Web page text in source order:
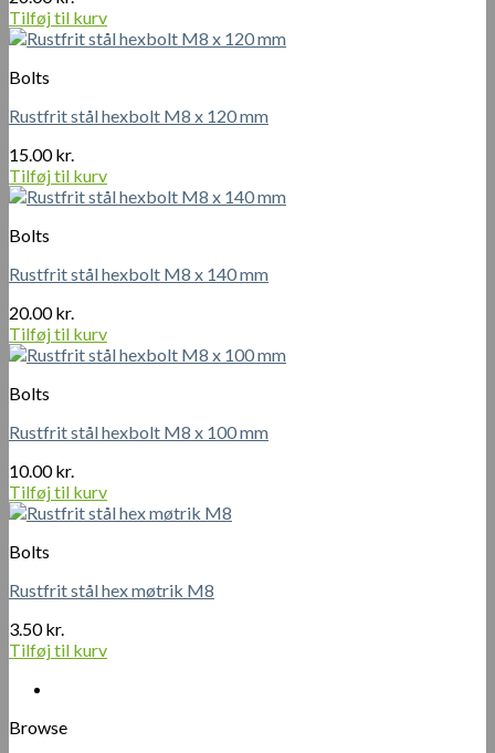
Tilføj til kurv
Bolts
Rustfrit stål hexbolt M8 x 120 mm
15.00kr.
Tilføj til kurv
Bolts
Rustfrit stål hexbolt M8 x 140 mm
20.00kr.
Tilføj til kurv
Bolts
Rustfrit stål hexbolt M8 x 100 mm
10.00kr.
Tilføj til kurv
Bolts
Rustfrit stål hex møtrik M8
3.50kr.
Tilføj til kurv
Browse